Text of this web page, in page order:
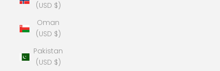
(USD $)
Oman
(USD $)
Pakistan
(USD $)